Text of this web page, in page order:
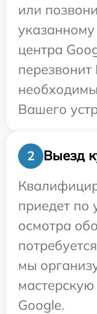
или
указанному
центра
Вашего
2
Выезд
приедет по
осмотра
мы
Google.